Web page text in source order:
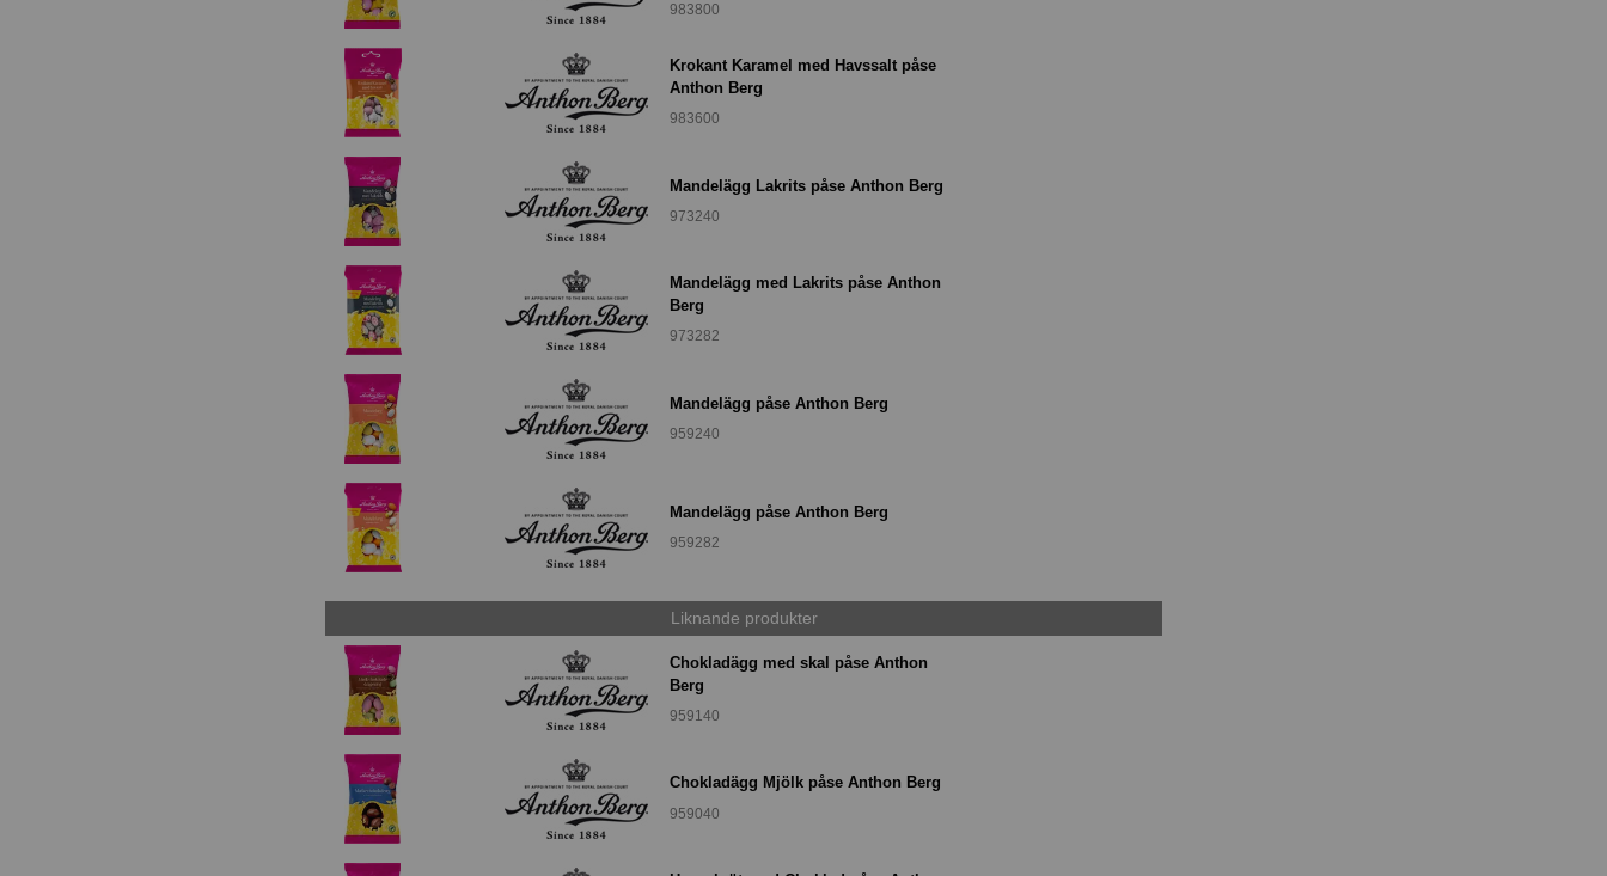
983800
Krokant Karamel med Havssalt påse
Anthon Berg
983600
Mandelägg Lakrits påse Anthon Berg
973240
Mandelägg med Lakrits påse Anthon
Berg
973282
Mandelägg påse Anthon Berg
959240
Mandelägg påse Anthon Berg
959282
Liknande produkter
Chokladägg med skal påse Anthon
Berg
959140
Chokladägg Mjölk påse Anthon Berg
959040